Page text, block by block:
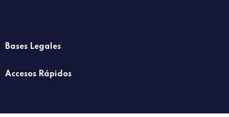
Bases Legales
Accesos Rápidos